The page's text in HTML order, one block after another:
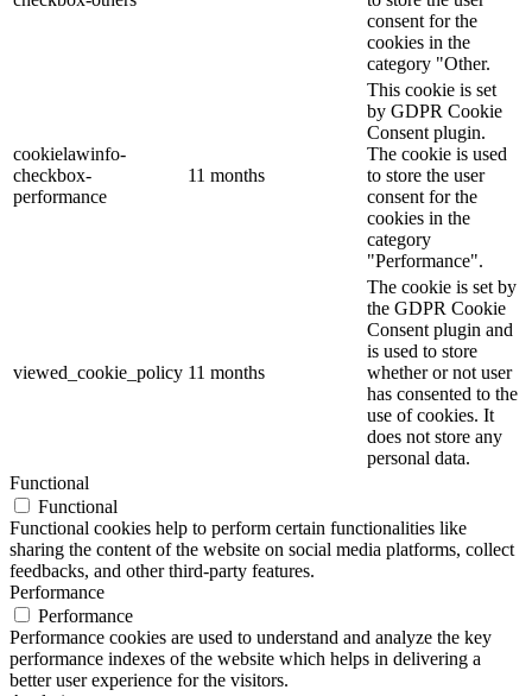
consent for the
cookies in the
category "Other.
cookielawinfo-
checkbox-
performance
11 months
This cookie is set
by GDPR Cookie
Consent plugin.
The cookie is used
to store the user
consent for the
cookies in the
category
"Performance".
viewed_cookie_policy 11 months
The cookie is set by
the GDPR Cookie
Consent plugin and
is used to store
whether or not user
has consented to the
use of cookies. It
does not store any
personal data.
Functional
Functional
Functional cookies help to perform certain functionalities like
sharing the content of the website on social media platforms, collect
feedbacks, and other third-party features.
Performance
Performance
Performance cookies are used to understand and analyze the key
performance indexes of the website which helps in delivering a
better user experience for the visitors.